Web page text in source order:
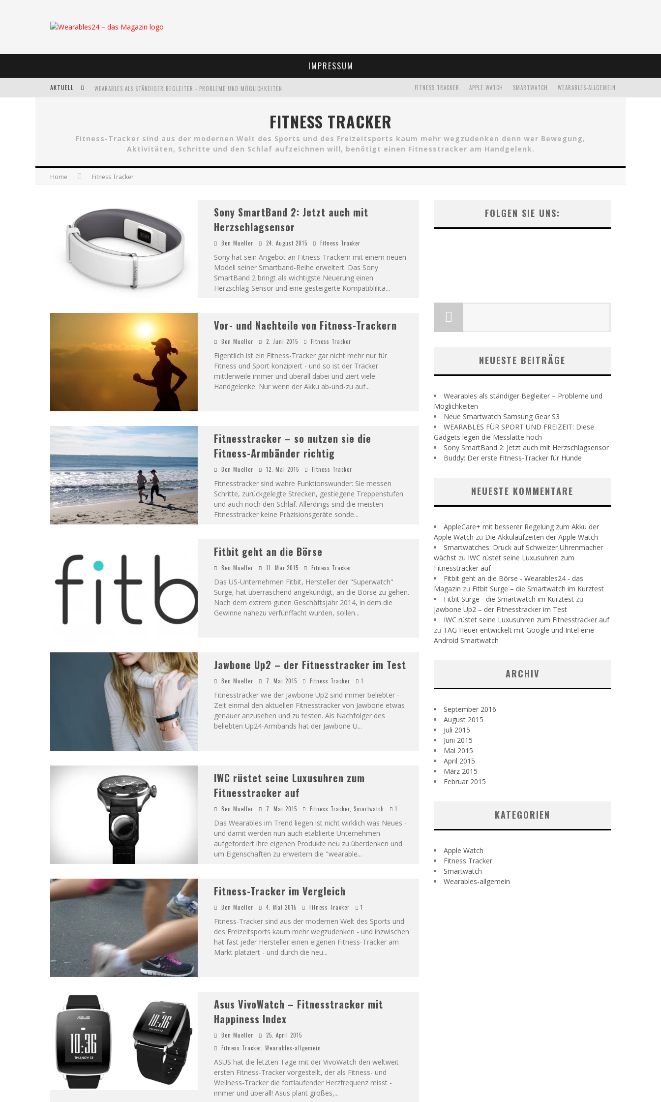
IMPRESSUM
AKTUELL WEARABLES ALS STÄNDIGER BEGLEITER - PROBLEME UND MÖGLICHKEITEN
WEARABLES FÜR SPORT UND FREIZEIT: DIESE GADGETS LEGEN DIE MESSLATTE HOCH
SONY SMARTBAND 2: JETZT AUCH MIT HERZSCHLAGSENSOR
WEARABLES-ALLGEMEIN
SMARTWATCH
APPLE WATCH
FITNESS TRACKER
FITNESS TRACKER
Fitness-Tracker sind aus der modernen Welt des Sports und des Freizeitsports kaum mehr wegzudenken denn wer Bewegung,
Aktivitäten, Schritte und den Schlaf aufzeichnen will, benötigt einen Fitnesstracker am Handgelenk.
Home Fitness Tracker
Sony SmartBand 2: Jetzt auch mit
Herzschlagsensor
Ben Mueller 24. August 2015 Fitness Tracker
Sony hat sein Angebot an Fitness-Trackern mit einem neuen
Modell seiner Smartband-Reihe erweitert. Das Sony
SmartBand 2 bringt als wichtigste Neuerung einen
Herzschlag-Sensor und eine gesteigerte Kompatiblilitä...
Vor- und Nachteile von Fitness-Trackern
Ben Mueller 2. Juni 2015 Fitness Tracker
Eigentlich ist ein Fitness-Tracker gar nicht mehr nur für
Fitness und Sport konzipiert - und so ist der Tracker
mittlerweile immer und überall dabei und ziert viele
Handgelenke. Nur wenn der Akku ab-und-zu auf...
Fitnesstracker – so nutzen sie die
Fitness-Armbänder richtig
Ben Mueller 12. Mai 2015 Fitness Tracker
Fitnesstracker sind wahre Funktionswunder: Sie messen
Schritte, zurückgelegte Strecken, gestiegene Treppenstufen
und auch noch den Schlaf. Allerdings sind die meisten
Fitnesstracker keine Präzisionsgeräte sonde...
Fitbit geht an die Börse
Ben Mueller 11. Mai 2015 Fitness Tracker
Das US-Unternehmen Fitbit, Hersteller der "Superwatch"
Surge, hat überraschend angekündigt, an die Börse zu gehen.
Nach dem extrem guten Geschäftsjahr 2014, in dem die
Gewinne nahezu verfünffacht wurden, sollen...
Jawbone Up2 – der Fitnesstracker im Test
Ben Mueller 7. Mai 2015 Fitness Tracker 1
Fitnesstracker wie der Jawbone Up2 sind immer beliebter -
Zeit einmal den aktuellen Fitnesstracker von Jawbone etwas
genauer anzusehen und zu testen. Als Nachfolger des
beliebten Up24-Armbands hat der Jawbone U...
IWC rüstet seine Luxusuhren zum
Fitnesstracker auf
Ben Mueller 7. Mai 2015 Fitness Tracker, Smartwatch 1
Das Wearables im Trend liegen ist nicht wirklich was Neues -
und damit werden nun auch etablierte Unternehmen
aufgefordert ihre eigenen Produkte neu zu überdenken und
um Eigenschaften zu erweitern die "wearable...
Fitness-Tracker im Vergleich
Ben Mueller 4. Mai 2015 Fitness Tracker 1
Fitness-Tracker sind aus der modernen Welt des Sports und
des Freizeitsports kaum mehr wegzudenken - und inzwischen
hat fast jeder Hersteller einen eigenen Fitness-Tracker am
Markt platziert - und durch die neu...
Asus VivoWatch – Fitnesstracker mit
Happiness Index
Ben Mueller
25. April 2015
Fitness Tracker, Wearables-allgemein
ASUS hat die letzten Tage mit der VivoWatch den weltweit
ersten Fitness-Tracker vorgestellt, der als Fitness- und
Wellness-Tracker die fortlaufender Herzfrequenz misst -
immer und überall! Asus plant großes,...
FOLGEN SIE UNS:
NEUESTE BEITRÄGE
Wearables als ständiger Begleiter – Probleme und
Möglichkeiten
Neue Smartwatch Samsung Gear S3
WEARABLES FÜR SPORT UND FREIZEIT: Diese
Gadgets legen die Messlatte hoch
Sony SmartBand 2: Jetzt auch mit Herzschlagsensor
Buddy: Der erste Fitness-Tracker für Hunde
NEUESTE KOMMENTARE
AppleCare+ mit besserer Regelung zum Akku der
Apple Watch zu Die Akkulaufzeiten der Apple Watch
Smartwatches: Druck auf Schweizer Uhrenmacher
wächst zu IWC rüstet seine Luxusuhren zum
Fitnesstracker auf
Fitbit geht an die Börse - Wearables24 - das
Magazin zu Fitbit Surge – die Smartwatch im Kurztest
Fitbit Surge - die Smartwatch im Kurztest zu
Jawbone Up2 – der Fitnesstracker im Test
IWC rüstet seine Luxusuhren zum Fitnesstracker auf
zu TAG Heuer entwickelt mit Google und Intel eine
Android Smartwatch
ARCHIV
September 2016
August 2015
Juli 2015
Juni 2015
Mai 2015
April 2015
März 2015
Februar 2015
KATEGORIEN
Apple Watch
Fitness Tracker
Smartwatch
Wearables-allgemein